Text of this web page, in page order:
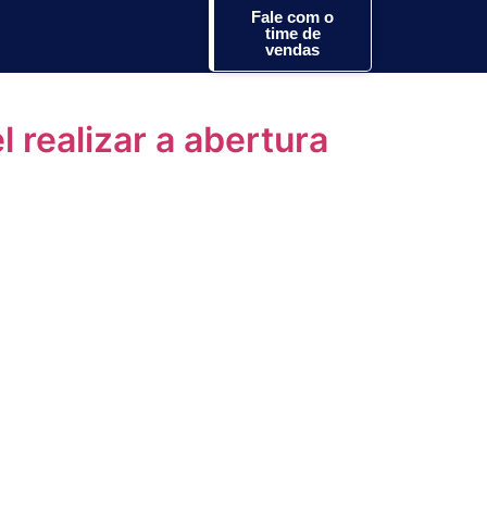
Fale com o
time de
vendas
realizar a abertura